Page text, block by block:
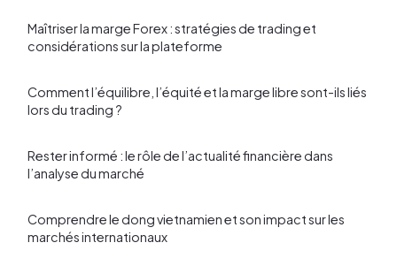
Maîtriser la marge Forex : stratégies de trading et
considérations sur la plateforme
Comment l’équilibre, l’équité et la marge libre sont-ils liés
lors du trading ?
Rester informé : le rôle de l’actualité financière dans
l’analyse du marché
Comprendre le dong vietnamien et son impact sur les
marchés internationaux